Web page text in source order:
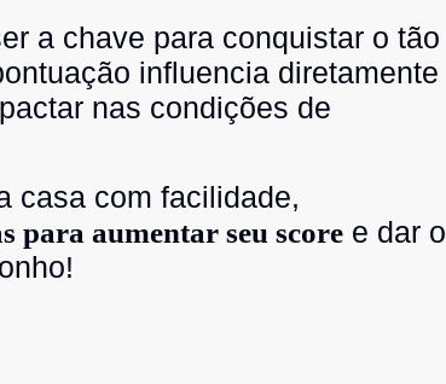
a chave para conquistar o tão
influencia diretamente
nas condições de
casa com facilidade,
para aumentar seu score e dar o